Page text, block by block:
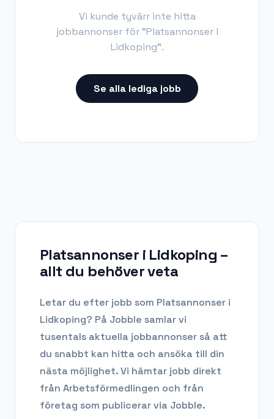
Vi kunde tyvärr inte hitta
jobbannonser för "Platsannonser i
Lidkoping".
Se alla lediga jobb
Platsannonser i Lidkoping –
allt du behöver veta
Letar du efter jobb som Platsannonser i
Lidkoping? På Jobble samlar vi
tusentals aktuella jobbannonser så att
du snabbt kan hitta och ansöka till din
nästa möjlighet. Vi hämtar jobb direkt
från Arbetsförmedlingen och från
företag som publicerar via Jobble.